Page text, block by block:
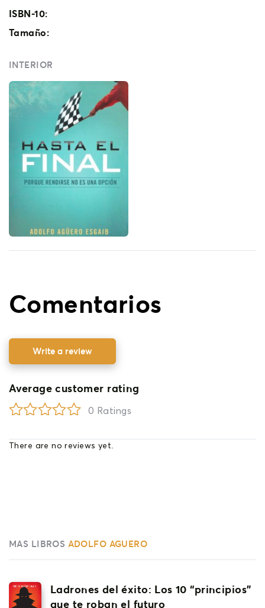
ISBN-10:
Tamaño:
INTERIOR
Comentarios
Write a review
Average customer rating
0 Ratings
There are no reviews yet.
MAS LIBROS ADOLFO AGUERO
Ladrones del éxito: Los 10 “principios”
que te roban el futuro